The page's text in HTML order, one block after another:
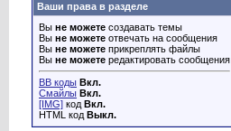
Ваши права в разделе
Вы не можете создавать темы
Вы не можете отвечать на сообщения
Вы не можете прикреплять файлы
Вы не можете редактировать сообщения
BB коды Вкл.
Смайлы Вкл.
[IMG] код Вкл.
HTML код Выкл.